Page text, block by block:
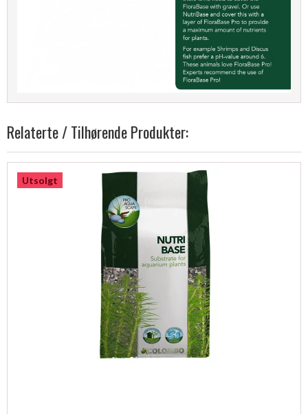
Relaterte / Tilhørende Produkter:
Utsolgt